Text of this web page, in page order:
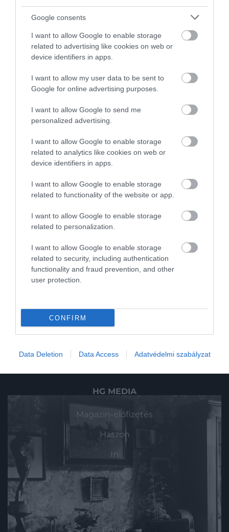
Google consents
I want to allow Google to enable storage
related to advertising like cookies on web or
device identifiers in apps.
I want to allow my user data to be sent to
Google for online advertising purposes.
I want to allow Google to send me
personalized advertising.
I want to allow Google to enable storage
related to analytics like cookies on web or
device identifiers in apps.
I want to allow Google to enable storage
related to functionality of the website or app.
I want to allow Google to enable storage
related to personalization.
I want to allow Google to enable storage
related to security, including authentication
functionality and fraud prevention, and other
user protection.
CONFIRM
Data Deletion Data Access Adatvédelmi szabályzat
A két világháború között virágzott az art
déco stílus.
Sokszor halljuk az art déco
kifejezést, de mi is ez?
HAMU ÉS GYÉMÁNT
Művelődj, szórakozz, kíváncsiskodj, kóstolgass
és ismerd meg a Hamu és Gyémánt világát!
Kultúra
Magazin
HG MEDIA
Magazin-előfizetés
Haszon
In
Vince
KAPCSOLAT